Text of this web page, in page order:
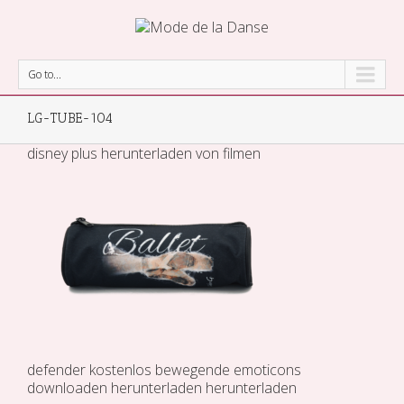
Go to...
LG-TUBE-104
disney plus herunterladen von filmen
defender kostenlos bewegende emoticons
downloaden herunterladen herunterladen